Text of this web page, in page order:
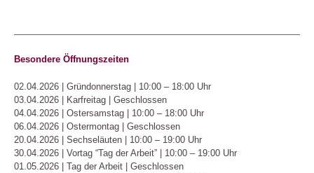
Besondere Öffnungszeiten
02.04.2026 | Gründonnerstag | 10:00 – 18:00 Uhr
03.04.2026 | Karfreitag | Geschlossen
04.04.2026 | Ostersamstag | 10:00 – 18:00 Uhr
06.04.2026 | Ostermontag | Geschlossen
20.04.2026 | Sechseläuten | 10:00 – 19:00 Uhr
30.04.2026 | Vortag “Tag der Arbeit” | 10:00 – 19:00 Uhr
01.05.2026 | Tag der Arbeit | Geschlossen